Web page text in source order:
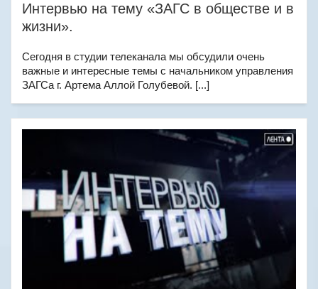
Интервью на тему «ЗАГС в обществе и в
жизни».
Сегодня в студии телеканала мы обсудили очень
важные и интересные темы с начальником управления
ЗАГСа г. Артема Аллой Голубевой. [...]